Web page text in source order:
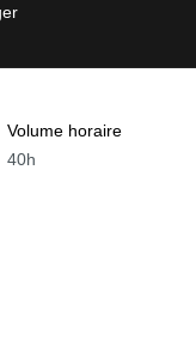
Volume horaire
40h